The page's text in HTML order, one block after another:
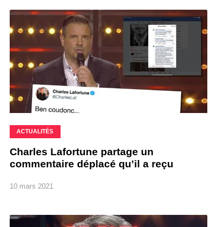
ACTUALITÉS
Charles Lafortune partage un
commentaire déplacé qu’il a reçu
10 mars 2021